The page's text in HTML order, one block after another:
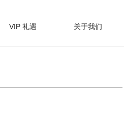
VIP 礼遇 关于我们